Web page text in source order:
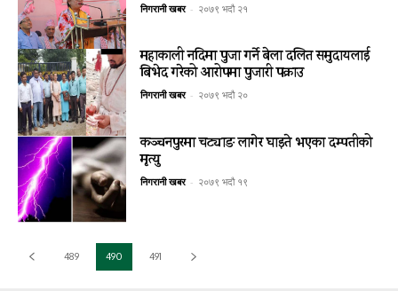
निगरानी खबर - २०७९ भदौ २१
महाकाली नदिमा पुजा गर्ने बेला दलित समुदायलाई
बिभेद गरेको आरोपमा पुजारी पक्राउ
निगरानी खबर - २०७९ भदौ २०
कञ्चनपुरमा चट्याङ लागेर घाइते भएका दम्पतीको
मृत्यु
निगरानी खबर - २०७९ भदौ १९
489 490 491